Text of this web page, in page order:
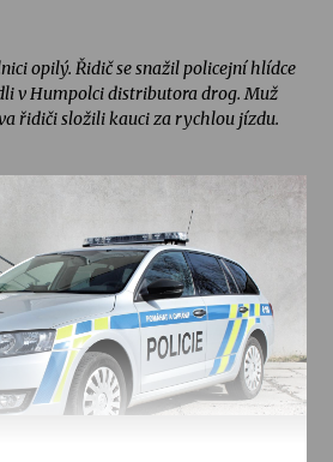
opilý. Řidič se snažil policejní hlídce
v Humpolci distributora drog. Muž
řidiči složili kauci za rychlou jízdu.